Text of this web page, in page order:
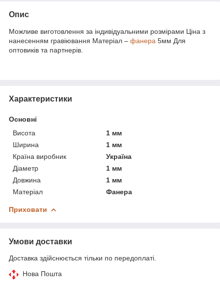
Опис
Можливе виготовлення за індивідуальними розмірами Ціна з
нанесенням гравіювання Матеріал – фанера 5мм Для
оптовиків та партнерів.
Характеристики
Основні
Висота
1 мм
Ширина
1 мм
Країна виробник
Україна
Діаметр
1 мм
Довжина
1 мм
Матеріал
Фанера
Приховати
Умови доставки
Доставка здійснюється тільки по передоплаті.
Нова Пошта